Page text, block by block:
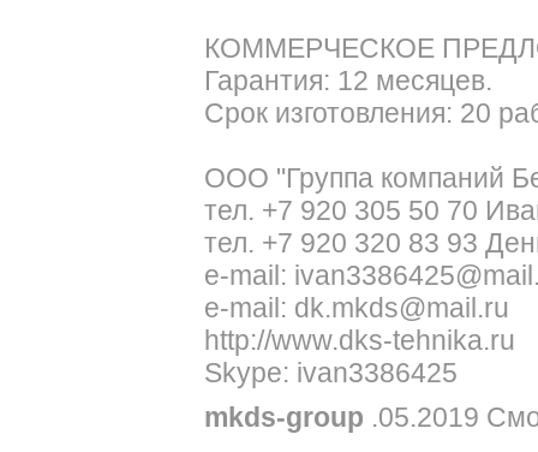
КОММЕРЧЕСКОЕ
Гарантия: 12 месяцев.
Срок изготовления: 20
ООО "Группа компаний
тел. +7 920 305 50 70
тел. +7 920 320 83 93
e-mail:
e-mail: dk.mkds@mail.ru
http://www.dks-tehnika.ru
Skype: ivan3386425
mkds-group .05.2019